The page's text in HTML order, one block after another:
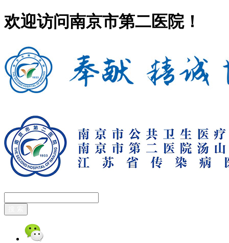
欢迎访问南京市第二医院！